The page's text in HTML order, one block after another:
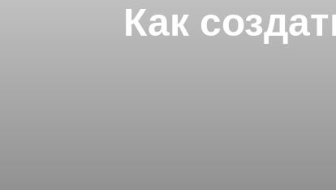
Как